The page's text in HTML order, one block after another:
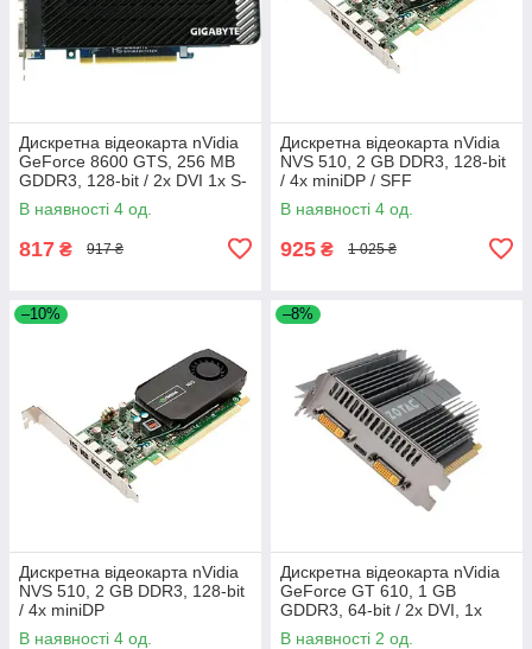
Дискретна відеокарта nVidia
GeForce 8600 GTS, 256 MB
GDDR3, 128-bit / 2x DVI 1x S-
Video
В наявності 4 од.
817 ₴ 917 ₴
Дискретна відеокарта nVidia
NVS 510, 2 GB DDR3, 128-bit
/ 4x miniDP / SFF
В наявності 4 од.
925 ₴ 1 025 ₴
–10%
Дискретна відеокарта nVidia
NVS 510, 2 GB DDR3, 128-bit
/ 4x miniDP
В наявності 4 од.
–8%
Дискретна відеокарта nVidia
GeForce GT 610, 1 GB
GDDR3, 64-bit / 2x DVI, 1x
HMDI
В наявності 2 од.